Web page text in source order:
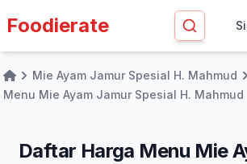
Foodierate
HomeMie Ayam Jamur Spesial H. Mahmud
Menu Mie Ayam Jamur Spesial H. Mahmud
Daftar Harga Menu Mie